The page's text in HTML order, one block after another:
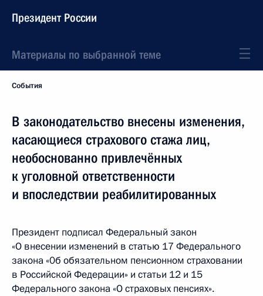
Президент России
Материалы по выбранной теме
События
В законодательство внесены изменения,
касающиеся страхового стажа лиц,
необоснованно привлечённых
к уголовной ответственности
и впоследствии реабилитированных
Президент подписал Федеральный закон
«О внесении изменений в статью 17 Федерального
закона «0б обязательном пенсионном страховании
в Российской Федерации» и статьи 12 и 15
Федерального закона «О страховых пенсиях».